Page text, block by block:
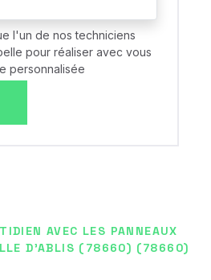
l'un de nos techniciens
pour réaliser avec vous
personnalisée
AVEC LES PANNEAUX
D'ABLIS (78660) (78660)